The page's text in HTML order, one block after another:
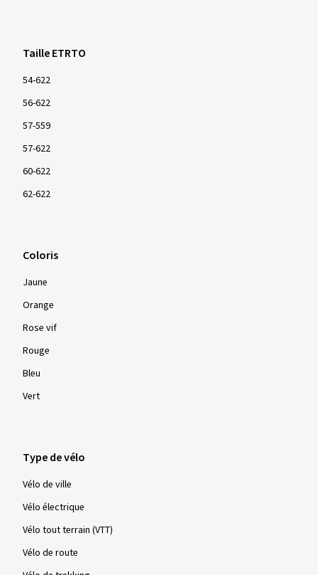
Taille ETRTO
54-622
56-622
57-559
57-622
60-622
62-622
Coloris
Jaune
Orange
Rose vif
Rouge
Bleu
Vert
Type de vélo
Vélo de ville
Vélo électrique
Vélo tout terrain (VTT)
Vélo de route